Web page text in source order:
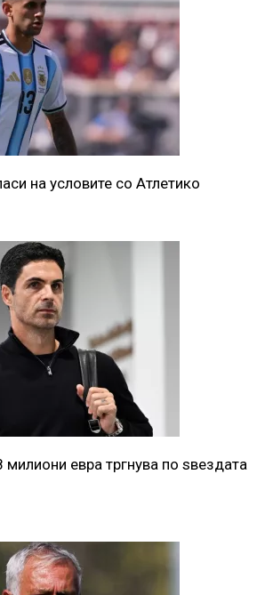
на условите со Атлетико
евра тргнува по ѕвездата